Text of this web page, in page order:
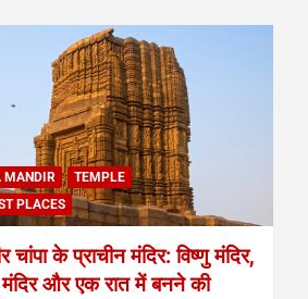
MANDIR
TEMPLE
PLACES
चांपा के प्राचीन मंदिर: विष्णु मंदिर,
और एक रात में बनने की